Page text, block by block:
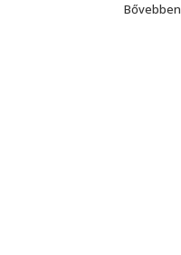
Bővebben